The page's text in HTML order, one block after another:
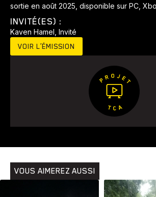
sortie en août 2025, disponible sur PC,
INVITÉ(ES) :
Kaven Hamel, Invité
VOIR L’ÉMISSION
VOUS AIMEREZ AUSSI